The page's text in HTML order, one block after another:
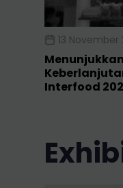
13 November
Interfood